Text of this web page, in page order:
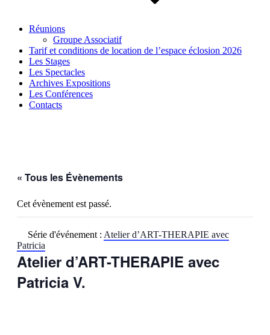
Réunions
Groupe Associatif
Tarif et conditions de location de l’espace éclosion 2026
Les Stages
Les Spectacles
Archives Expositions
Les Conférences
Contacts
« Tous les Évènements
Cet évènement est passé.
Série d'événement : Atelier d’ART-THERAPIE avec
Patricia
Atelier d’ART-THERAPIE avec
Patricia V.